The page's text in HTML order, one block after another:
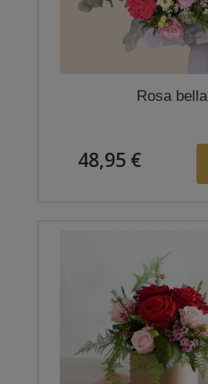
Rosa bella
48,95 €